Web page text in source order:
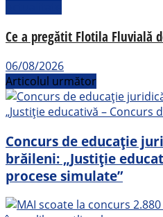
Ce a pregătit Flotila Fluvială
06/08/2026
Articolul următor
Concurs de educație
brăileni: „Justiție
procese simulate”